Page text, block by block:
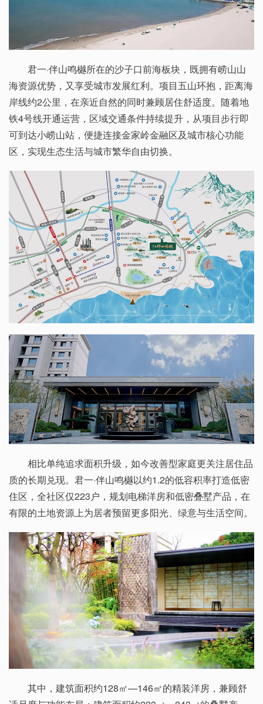
君一·伴山鸣樾所在的沙子口前海板块，既拥有崂山山
海资源优势，又享受城市发展红利。项目五山环抱，距离海
岸线约2公里，在亲近自然的同时兼顾居住舒适度。随着地
铁4号线开通运营，区域交通条件持续提升，从项目步行即
可到达小崂山站，便捷连接金家岭金融区及城市核心功能
区，实现生态生活与城市繁华自由切换。
相比单纯追求面积升级，如今改善型家庭更关注居住品
质的长期兑现。君一·伴山鸣樾以约1.2的低容积率打造低密
住区，全社区仅223户，规划电梯洋房和低密叠墅产品，在
有限的土地资源上为居者预留更多阳光、绿意与生活空间。
其中，建筑面积约128㎡—146㎡的精装洋房，兼顾舒